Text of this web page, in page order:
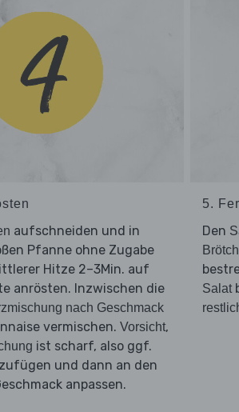
aufschneiden und in
Pfanne ohne Zugabe
Hitze 2–3Min. auf
anrösten. Inzwischen die
nach Geschmack
vermischen. Vorsicht,
ist scharf, also ggf.
und dann an den
anpassen.
5.
Den
Salat